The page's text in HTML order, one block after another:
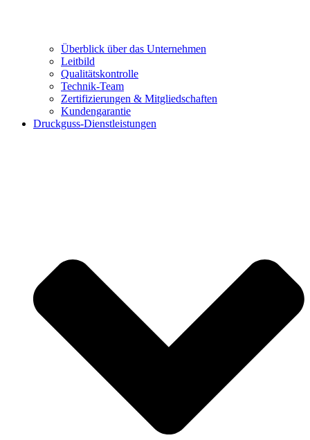
Überblick über das Unternehmen
Leitbild
Qualitätskontrolle
Technik-Team
Zertifizierungen & Mitgliedschaften
Kundengarantie
Druckguss-Dienstleistungen